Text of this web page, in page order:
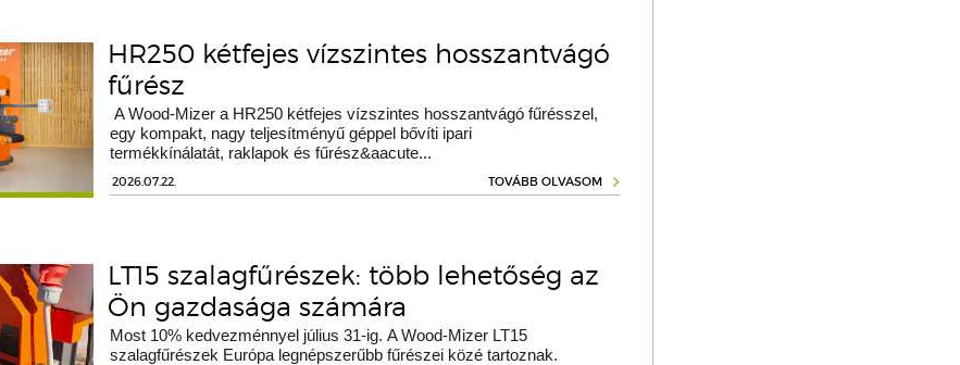
HR250 kétfejes vízszintes hosszantvágó
fűrész
A Wood-Mizer a HR250 kétfejes vízszintes hosszantvágó fűrésszel,
egy kompakt, nagy teljesítményű géppel bővíti ipari
termékkínálatát, raklapok és fűrész&aacute...
2026.07.22. TOVÁBB OLVASOM
LT15 szalagfűrészek: több lehetőség az
Ön gazdasága számára
Most 10% kedvezménnyel július 31-ig. A Wood-Mizer LT15
szalagfűrészek Európa legnépszerűbb fűrészei közé tartoznak.